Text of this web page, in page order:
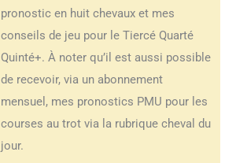
pronostic en huit chevaux et mes
conseils de jeu pour le Tiercé Quarté
Quinté+. À noter qu’il est aussi possible
de recevoir, via un abonnement
mensuel, mes pronostics PMU pour les
courses au trot via la rubrique cheval du
jour.